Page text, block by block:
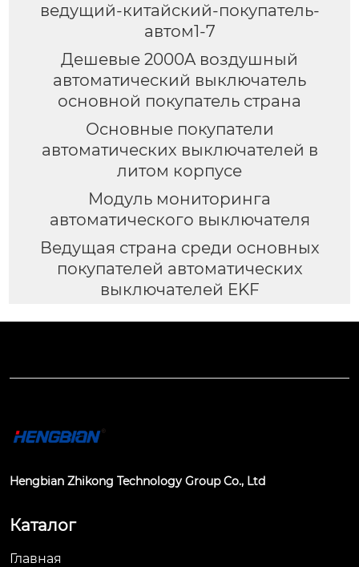
ведущий-китайский-покупатель-
автом1-7
Дешевые 2000A воздушный
автоматический выключатель
основной покупатель страна
Основные покупатели
автоматических выключателей в
литом корпусе
Модуль мониторинга
автоматического выключателя
Ведущая страна среди основных
покупателей автоматических
выключателей EKF
Hengbian Zhikong Technology Group Co., Ltd
Каталог
Главная